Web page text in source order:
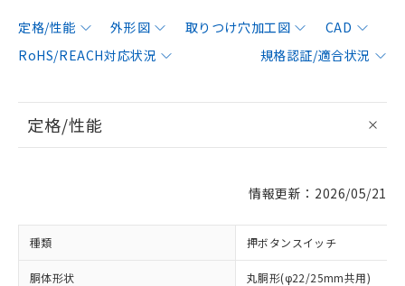
定格/性能 外形図 取りつけ穴加工図
CAD
RoHS/REACH対応状況
規格認証/適合状況
定格/性能
情報更新：2026/05/21
種類 押ボタンスイッチ
胴体形状 丸胴形(φ22/25mm共用)